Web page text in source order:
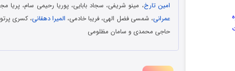
امین تارخ، مینو شریفی، سجاد بابایی، پوریا رحیمی سام، پریا
عمرانی، شمسی فضل الهی، فریبا خادمی، المیرا دهقانی، کسری
حاجی محمدی و سامان مظلومی